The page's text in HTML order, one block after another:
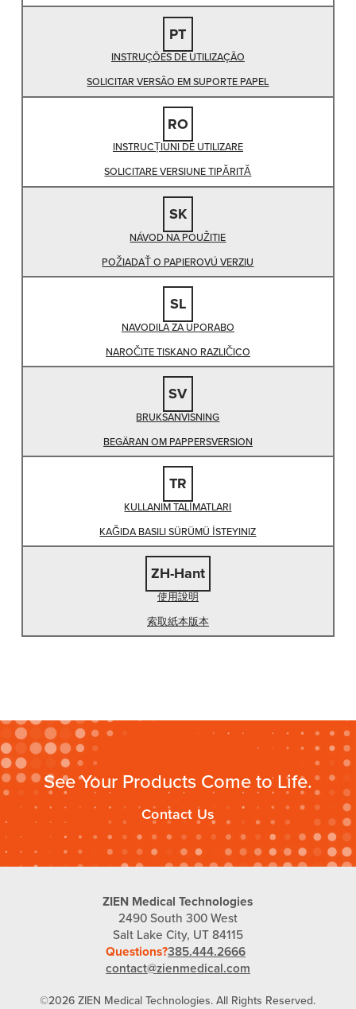
PT
INSTRUÇÕES DE UTILIZAÇÃO
SOLICITAR VERSÃO EM SUPORTE PAPEL
RO
INSTRUCȚIUNI DE UTILIZARE
SOLICITARE VERSIUNE TIPĂRITĂ
SK
NÁVOD NA POUŽITIE
POŽIADAŤ O PAPIEROVÚ VERZIU
SL
NAVODILA ZA UPORABO
NAROČITE TISKANO RAZLIČICO
SV
BRUKSANVISNING
BEGÄRAN OM PAPPERSVERSION
TR
KULLANIM TALİMATLARI
KAĞIDA BASILI SÜRÜMÜ İSTEYINIZ
ZH-Hant
使用說明
索取紙本版本
See Your Products Come to Life.
Contact Us
ZIEN Medical Technologies
2490 South 300 West
Salt Lake City, UT 84115
Questions?385.444.2666
contact@zienmedical.com
©2026 ZIEN Medical Technologies. All Rights Reserved.